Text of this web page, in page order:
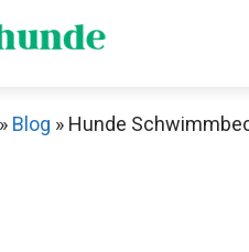
» Blog » Hunde